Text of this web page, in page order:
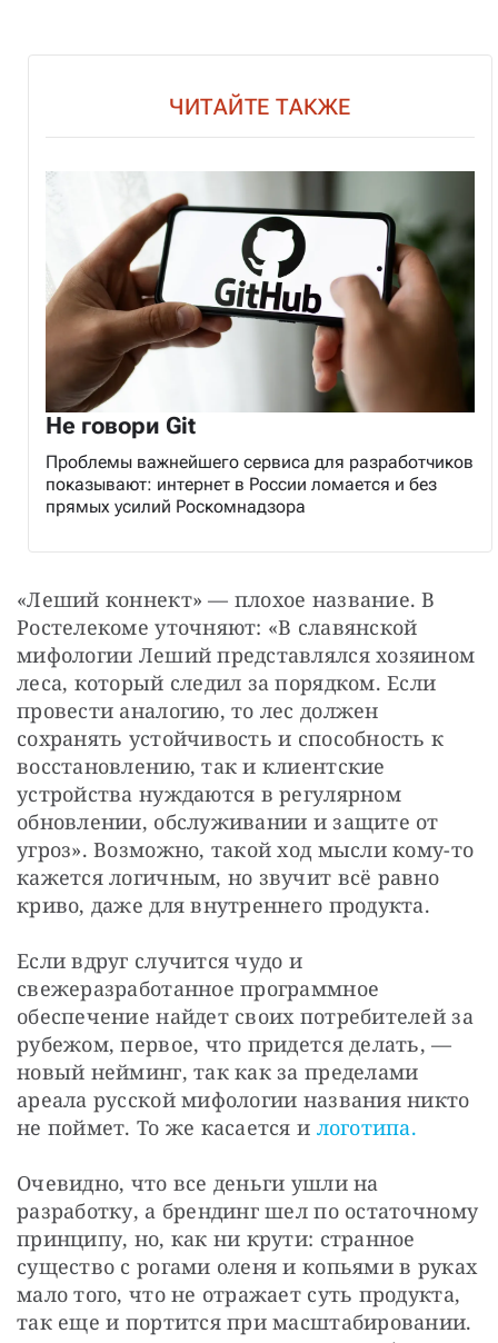
ЧИТАЙТЕ ТАКЖЕ
Не говори Git
Проблемы важнейшего сервиса для разработчиков
показывают: интернет в России ломается и без
прямых усилий Роскомнадзора
«Леший коннект» — плохое название. В
Ростелекоме уточняют: «В славянской
мифологии Леший представлялся хозяином
леса, который следил за порядком. Если
провести аналогию, то лес должен
сохранять устойчивость и способность к
восстановлению, так и клиентские
устройства нуждаются в регулярном
обновлении, обслуживании и защите от
угроз». Возможно, такой ход мысли кому-то
кажется логичным, но звучит всё равно
криво, даже для внутреннего продукта.
Если вдруг случится чудо и
свежеразработанное программное
обеспечение найдет своих потребителей за
рубежом, первое, что придется делать, —
новый нейминг, так как за пределами
ареала русской мифологии названия никто
не поймет. То же касается и логотипа.
Очевидно, что все деньги ушли на
разработку, а брендинг шел по остаточному
принципу, но, как ни крути: странное
существо с рогами оленя и копьями в руках
мало того, что не отражает суть продукта,
так еще и портится при масштабировании.